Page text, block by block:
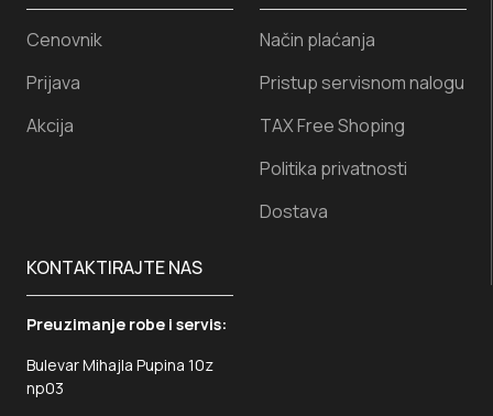
Način plaćanja
Pristup servisnom nalogu
TAX Free Shoping
Politika privatnosti
Dostava
KONTAKTIRAJTE NAS
Preuzimanje robe i servis:
Bulevar Mihajla Pupina 10z
np03
Cenovnik
Prijava
Akcija